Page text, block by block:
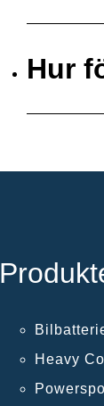
Hur
Heavy